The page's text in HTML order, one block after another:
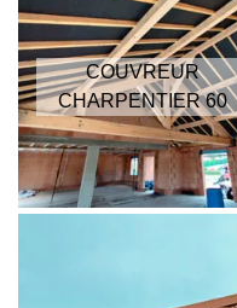
COUVREUR
CHARPENTIER 60